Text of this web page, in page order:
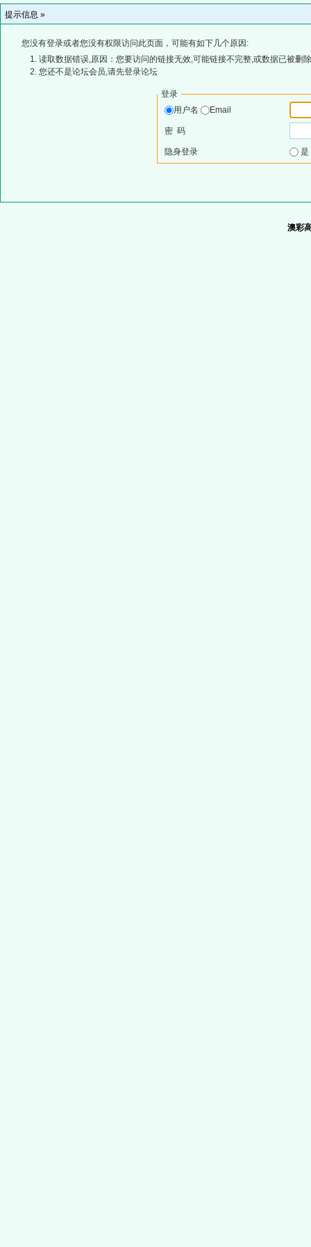
提示信息 »
您没有登录或者您没有权限访问此页面，可能有如下几个原因:
读取数据错误,原因：您要访问的链接无效,可能链接不完整,或数据已被删
您还不是论坛会员,请先登录论坛
登录
用户名
Email
密 码
隐身登录
澳彩